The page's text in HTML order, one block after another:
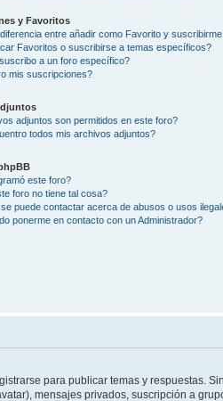
y Favoritos
entre añadir como Favorito y
Favoritos o suscribirse a temas específicos?
a un foro específico?
mis suscripciones?
adjuntos son permitidos en este foro?
todos mis archivos adjuntos?
este foro?
foro no tiene tal cosa?
puede contactar acerca de abusos o usos
ponerme en contacto con un Administrador?
para publicar temas y respuestas.
mensajes privados, suscripción a